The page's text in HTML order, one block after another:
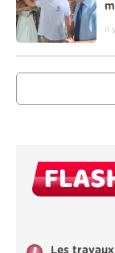
il
Les